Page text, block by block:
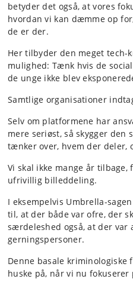
betyder det også, at vores
hvordan vi kan dæmme op
de er der.
Her tilbyder den meget tech-
mulighed: Tænk hvis de
de unge ikke blev
Samtlige organisationer
Selv om platformene har
mere seriøst, så skygger den
tænker over, hvem der deler,
Vi skal ikke mange år
ufrivillig billeddeling.
I eksempelvis Umbrella-
til, at der både var ofre, der
særdeleshed også, at der var
gerningspersoner.
Denne basale kriminologiske
huske på, når vi nu